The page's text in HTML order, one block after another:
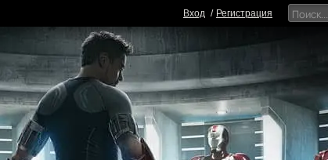
Вxoд Регистрация